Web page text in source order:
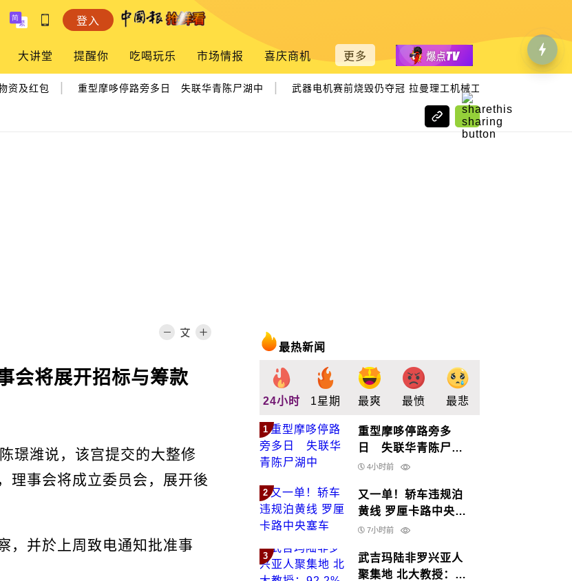
登入
大讲堂 提醒你 吃喝玩乐 市场情报 喜庆商机 更多
及红包 | 重型摩哆停路旁多日 失联华青陈尸湖中 | 武器电机赛前烧毁仍夺冠 拉曼理工机械工程生 3夺机器人赛冠军
会将展开招标与筹款
璟潍说，该宫提交的大整修
理事会将成立委员会，展开後
，并於上周致电通知批准事
最热新闻
24小时 1星期 最爽 最愤 最悲
1
重型摩哆停路旁多
日 失联华青陈尸湖
中4小时前
2
又一单！轿车违规泊
黄线 罗厘卡路中央塞
车7小时前
3
武吉玛陆非罗兴亚人
聚集地 北大教授：